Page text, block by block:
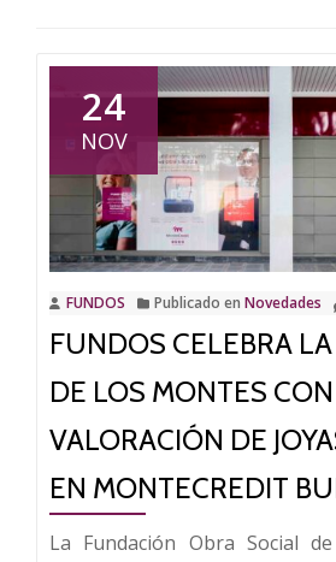
24
NOV
FUNDOS Publicado en Novedades
FUNDOS CELEBRA
DE LOS MONTES
VALORACIÓN DE
EN MONTECREDIT
La Fundación Obra Social